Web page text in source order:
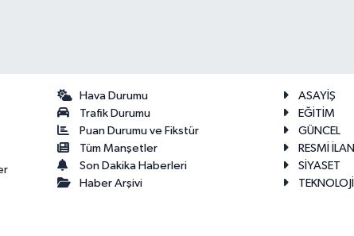
Hava Durumu
Trafik Durumu
Puan Durumu ve Fikstür
Tüm Manşetler
Son Dakika Haberleri
Haber Arşivi
ASAYİŞ
EĞİTİM
GÜNCEL
RESMİ İLAN
SİYASET
TEKNOLOJİ